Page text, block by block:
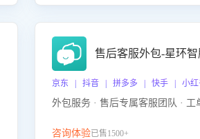
售后客服外包-星环智
京东 | 抖音 | 拼多多 | 快手 | 小红
外包服务 · 售后专属客服团队 · 工
咨询体验已售1500+